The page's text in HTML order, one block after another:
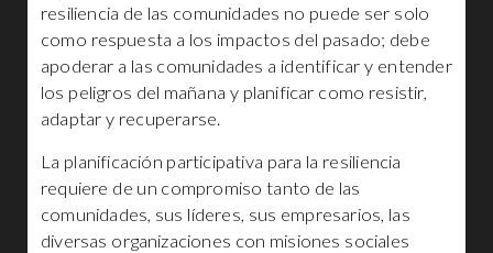
resiliencia de las comunidades no puede ser solo
como respuesta a los impactos del pasado; debe
apoderar a las comunidades a identificar y entender
los peligros del mañana y planificar como resistir,
adaptar y recuperarse.
La planificación participativa para la resiliencia
requiere de un compromiso tanto de las
comunidades, sus líderes, sus empresarios, las
diversas organizaciones con misiones sociales